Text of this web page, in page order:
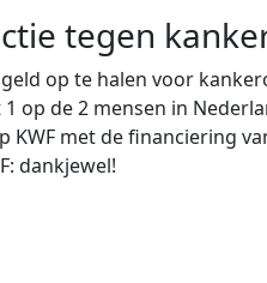
tegen
op te halen voor
op de 2 mensen in
KWF met de financiering
dankjewel!